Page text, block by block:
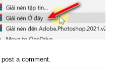
post a comment